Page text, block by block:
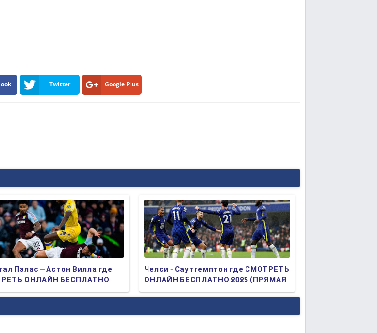
Twitter Google Plus
Челси - Саутгемптон где СМОТРЕТЬ
ОНЛАЙН БЕСПЛАТНО 2025 (ПРЯМАЯ
ТРАНСЛЯЦИЯ)
Пэлас – Астон Вилла где
ОНЛАЙН БЕСПЛАТНО
ТРАНСЛЯЦИЯ)